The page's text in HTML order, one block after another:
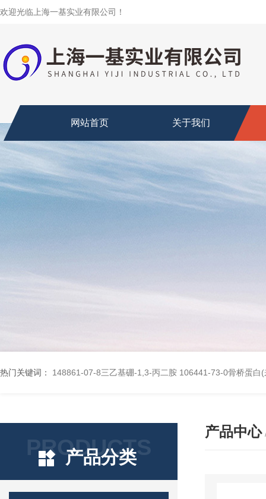
欢迎光临上海一基实业有限公司！
网站首页 关于我们
热门关键词： 148861-07-8三乙基硼-1,3-丙二胺 106441-73-0骨桥蛋白
PRODUCTS
产品分类
产品中心